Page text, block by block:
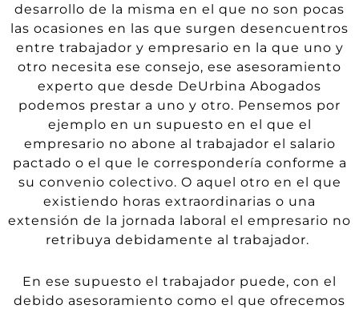
desarrollo de la misma en el que no son pocas
las ocasiones en las que surgen desencuentros
entre trabajador y empresario en la que uno y
otro necesita ese consejo, ese asesoramiento
experto que desde DeUrbina Abogados
podemos prestar a uno y otro. Pensemos por
ejemplo en un supuesto en el que el
empresario no abone al trabajador el salario
pactado o el que le correspondería conforme a
su convenio colectivo. O aquel otro en el que
existiendo horas extraordinarias o una
extensión de la jornada laboral el empresario no
retribuya debidamente al trabajador.
En ese supuesto el trabajador puede, con el
debido asesoramiento como el que ofrecemos